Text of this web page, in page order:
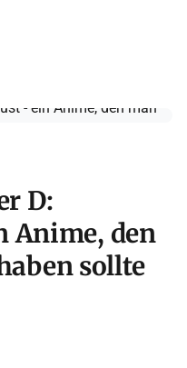
D:
Anime, den
sollte